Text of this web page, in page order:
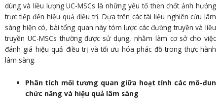
dùng và liều lượng UC-MSCs là những yếu tố then chốt ảnh hưởng
trực tiếp đến hiệu quả điều trị. Dựa trên các tài liệu nghiên cứu lâm
sàng hiện có, bài tổng quan này tóm lược các đường truyền và liều
truyền UC-MSCs thường được sử dụng, nhằm làm cơ sở cho việc
đánh giá hiệu quả điều trị và tối ưu hóa phác đồ trong thực hành
lâm sàng.
Phân tích mối tương quan giữa hoạt tính các mô-đun
chức năng và hiệu quả lâm sàng